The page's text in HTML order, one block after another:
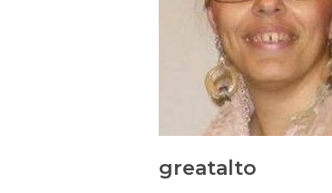
greatalto